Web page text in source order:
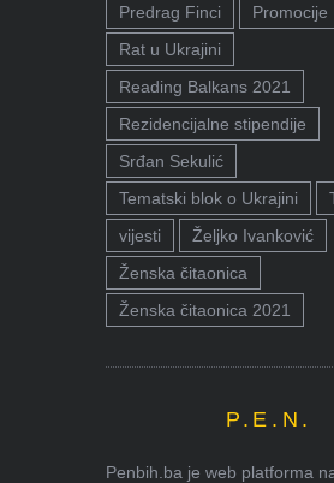
Predrag Finci
Promocije
Rat u Ukrajini
Reading Balkans 2021
Rezidencijalne stipendije
Srđan Sekulić
Tematski blok o Ukrajini
vijesti
Željko Ivanković
Ženska čitaonica
Ženska čitaonica 2021
P.E.N.
Penbih.ba je web platforma